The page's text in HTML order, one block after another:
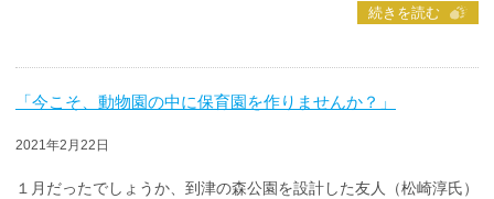
続きを読む
「今こそ、動物園の中に保育園を作りませんか？」
2021年2月22日
１月だったでしょうか、到津の森公園を設計した友人（松崎淳氏）